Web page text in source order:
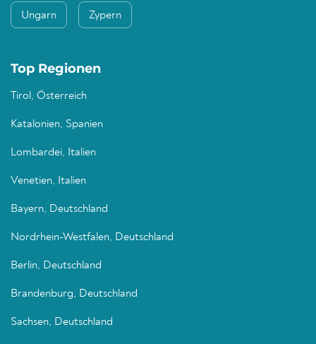
Ungarn Zypern
Top Regionen
Tirol, Österreich
Katalonien, Spanien
Lombardei, Italien
Venetien, Italien
Bayern, Deutschland
Nordrhein-Westfalen, Deutschland
Berlin, Deutschland
Brandenburg, Deutschland
Sachsen, Deutschland